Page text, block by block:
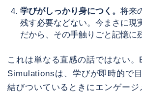
学びがしっかり身につく。将来
残す必要などない。今まさに現
だから、その手触りごと記憶に
これは単なる直感の話ではない
Simulationsは、学びが即時的で
結びついているときにエンゲー